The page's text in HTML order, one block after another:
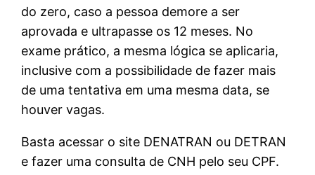
do zero, caso a pessoa demore a ser
aprovada e ultrapasse os 12 meses. No
exame prático, a mesma lógica se aplicaria,
inclusive com a possibilidade de fazer mais
de uma tentativa em uma mesma data, se
houver vagas.
Basta acessar o site DENATRAN ou DETRAN
e fazer uma consulta de CNH pelo seu CPF.